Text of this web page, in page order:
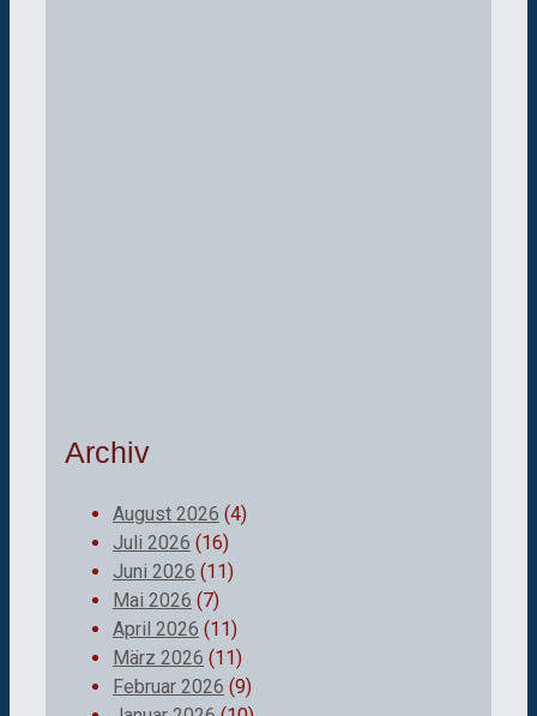
Archiv
August 2026 (4)
Juli 2026 (16)
Juni 2026 (11)
Mai 2026 (7)
April 2026 (11)
März 2026 (11)
Februar 2026 (9)